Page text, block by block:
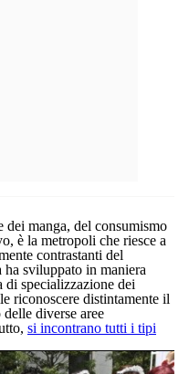
dei manga, del consumismo
è la metropoli che riesce a
contrastanti del
sviluppato in maniera
di specializzazione dei
riconoscere distintamente il
diverse aree
si incontrano tutti i tipi